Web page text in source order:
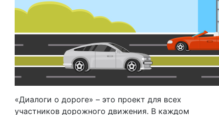
«Диалоги о дороге» – это проект для всех
участников дорожного движения. В каждом